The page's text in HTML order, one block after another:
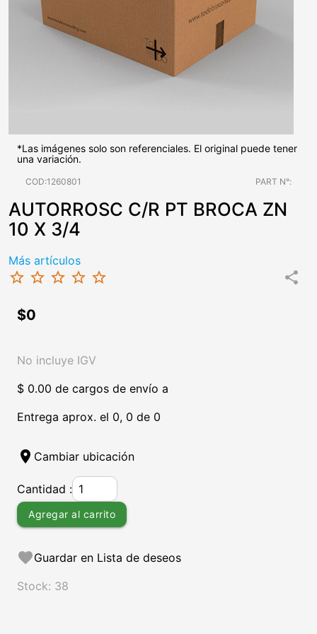
*Las imágenes solo son referenciales. El original puede tener
una variación.
COD:1260801 PART N°:
AUTORROSC C/R PT BROCA ZN
10 X 3/4
Más artículos
star_border star_border star_border star_border star_border share
$0
No incluye IGV
$ 0.00 de cargos de envío a
Entrega aprox. el 0, 0 de 0
location_on Cambiar ubicación
Cantidad :
Agregar al carrito
favoriteGuardar en Lista de deseos
Stock: 38